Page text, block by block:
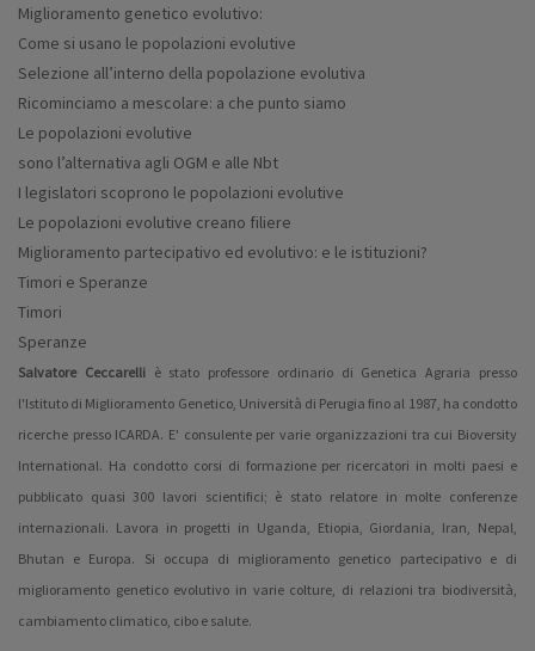
Miglioramento genetico evolutivo:
Come si usano le popolazioni evolutive
Selezione all’interno della popolazione evolutiva
Ricominciamo a mescolare: a che punto siamo
Le popolazioni evolutive
sono l’alternativa agli OGM e alle Nbt
I legislatori scoprono le popolazioni evolutive
Le popolazioni evolutive creano filiere
Miglioramento partecipativo ed evolutivo: e le istituzioni?
Timori e Speranze
Timori
Speranze
Salvatore Ceccarelli è stato professore ordinario di Genetica Agraria presso
l'Istituto di Miglioramento Genetico, Università di Perugia fino al 1987, ha condotto
ricerche presso ICARDA. E' consulente per varie organizzazioni tra cui Bioversity
International. Ha condotto corsi di formazione per ricercatori in molti paesi e
pubblicato quasi 300 lavori scientifici; è stato relatore in molte conferenze
internazionali. Lavora in progetti in Uganda, Etiopia, Giordania, Iran, Nepal,
Bhutan e Europa. Si occupa di miglioramento genetico partecipativo e di
miglioramento genetico evolutivo in varie colture, di relazioni tra biodiversità,
cambiamento climatico, cibo e salute.